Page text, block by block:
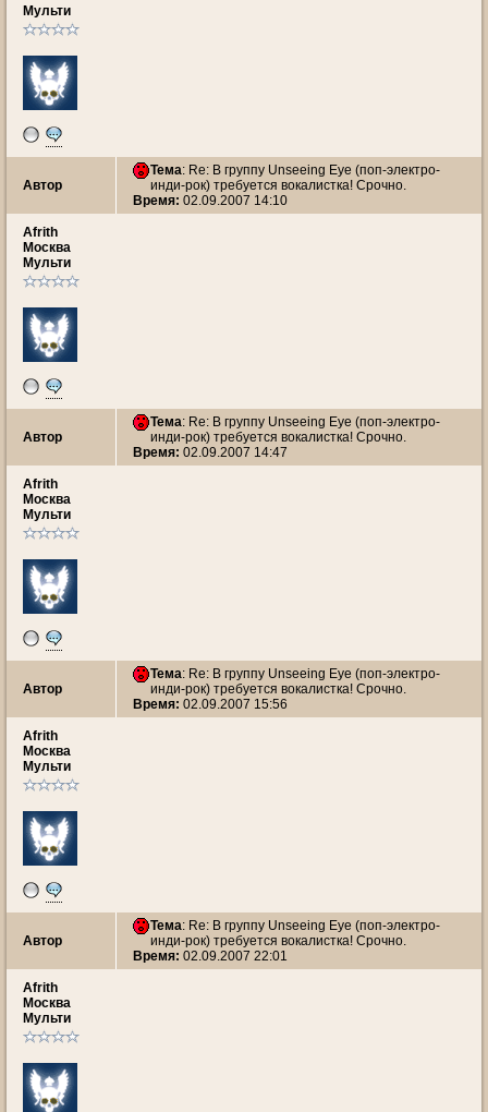
Мульти
Автор
Тема: Re: В группу Unseeing Eye (поп-электро-
инди-рок) требуется вокалистка! Срочно.
Время: 02.09.2007 14:10
Afrith
Москва
Мульти
Автор
Тема: Re: В группу Unseeing Eye (поп-электро-
инди-рок) требуется вокалистка! Срочно.
Время: 02.09.2007 14:47
Afrith
Москва
Мульти
Автор
Тема: Re: В группу Unseeing Eye (поп-электро-
инди-рок) требуется вокалистка! Срочно.
Время: 02.09.2007 15:56
Afrith
Москва
Мульти
Автор
Тема: Re: В группу Unseeing Eye (поп-электро-
инди-рок) требуется вокалистка! Срочно.
Время: 02.09.2007 22:01
Afrith
Москва
Мульти